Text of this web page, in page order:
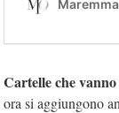
Cartelle che
ora si aggiungono